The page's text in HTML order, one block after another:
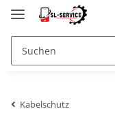
Kabelschutz